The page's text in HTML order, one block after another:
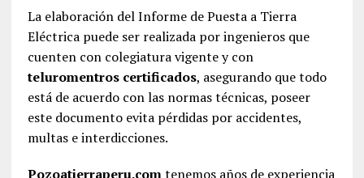
La elaboración del Informe de Puesta a Tierra
Eléctrica puede ser realizada por ingenieros que
cuenten con colegiatura vigente y con
teluromentros certificados, asegurando que todo
está de acuerdo con las normas técnicas, poseer
este documento evita pérdidas por accidentes,
multas e interdicciones.
Pozoatierraperu.comtenemos años de experiencia